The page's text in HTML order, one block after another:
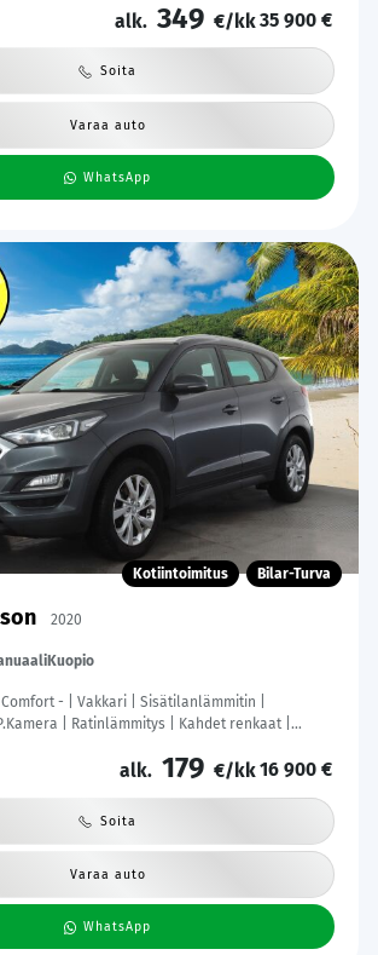
alk. 349 €/kk35 900 €
Soita
Varaa auto
WhatsApp
Kotiintoimitus Bilar-Turva
2020
Kuopio
Comfort - | Vakkari | Sisätilanlämmitin |
| Ratinlämmitys | Kahdet renkaat |
alk. 179 €/kk16 900 €
Soita
Varaa auto
WhatsApp